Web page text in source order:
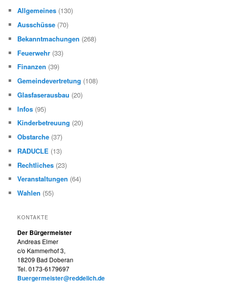
Allgemeines (130)
Ausschüsse (70)
Bekanntmachungen (268)
Feuerwehr (33)
Finanzen (39)
Gemeindevertretung (108)
Glasfaserausbau (20)
Infos (95)
Kinderbetreuung (20)
Obstarche (37)
RADUCLE (13)
Rechtliches (23)
Veranstaltungen (64)
Wahlen (55)
KONTAKTE
Der Bürgermeister
Andreas Elmer
c/o Kammerhof 3,
18209 Bad Doberan
Tel. 0173-6179697
Buergermeister@reddelich.de